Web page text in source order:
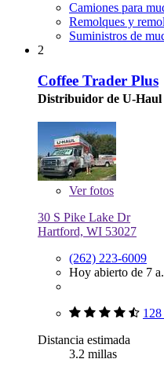
Camiones para
Remolques y
Suministros de
2
Coffee Trader Plus
Distribuidor de U-Haul
Verfotos
30 S Pike Lake Dr
Hartford, WI 53027
(262) 223-6009
Hoy abierto de 7
Distancia estimada
3.2 millas